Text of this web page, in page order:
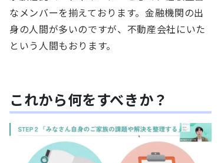
なメンバーを揃えております。金融機関の出
身の人間が多いのですが、不動産会社にいた
という人間もおります。
これから何をすべきか？